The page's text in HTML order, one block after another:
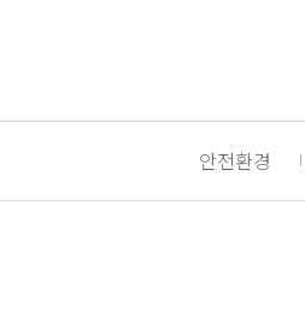
안전환경